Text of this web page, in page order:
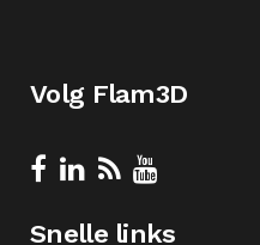
Volg Flam3D
Snelle links